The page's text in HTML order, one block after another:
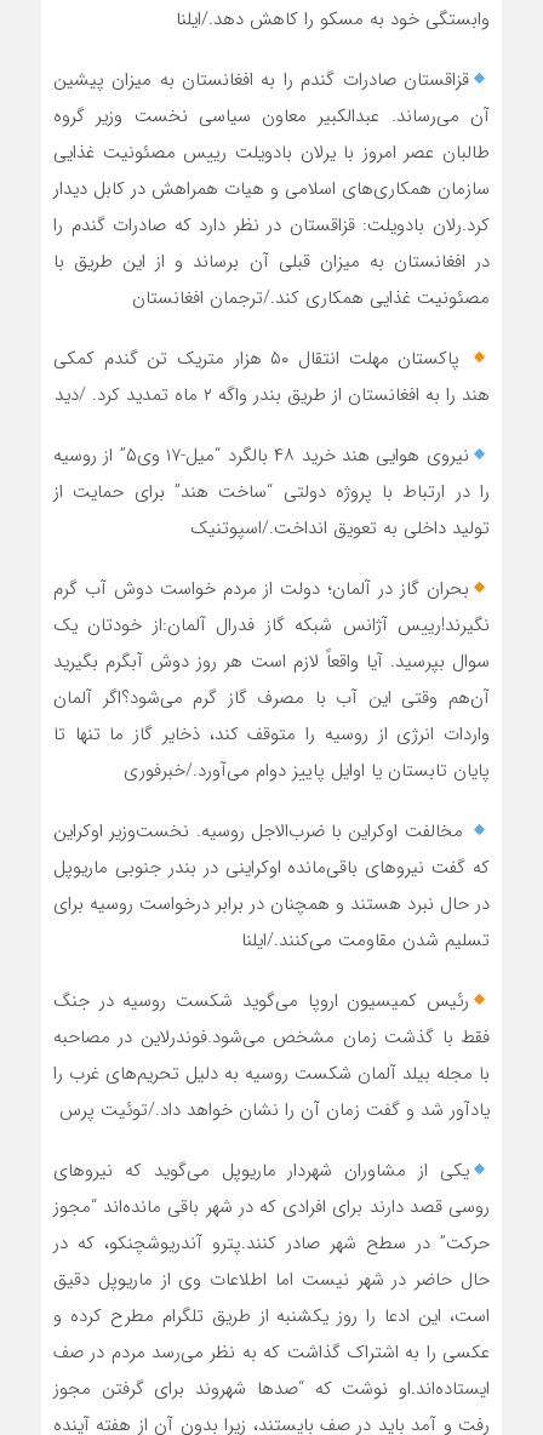
وابستگی خود به مسکو را کاهش دهد./ایلنا
قزاقستان صادرات گندم را به افغانستان به میزان پیشین
آن می‌رساند. عبدالکبیر معاون سیاسی نخست وزیر گروه
طالبان عصر امروز با یرلان بادویلت رییس مصئونیت غذایی
سازمان همکاری‌های اسلامی و هیات همراهش در کابل دیدار
کرد.رلان بادویلت: قزاقستان در نظر دارد که صادرات گندم را
در افغانستان به میزان قبلی آن برساند و از این طریق با
مصئونیت غذایی همکاری کند./ترجمان افغانستان
پاکستان مهلت انتقال ۵۰ هزار متریک تن گندم کمکی
هند را به افغانستان از طریق بندر واگه ۲ ماه تمدید کرد. /دید
نیروی هوایی هند خرید ۴۸ بالگرد “میل-۱۷ وی۵” از روسیه
را در ارتباط با پروژه دولتی “ساخت هند” برای حمایت از
تولید داخلی به تعویق انداخت./اسپوتنیک
بحران گاز در آلمان؛ دولت از مردم خواست دوش آب گرم
نگیرند!رییس آژانس شبکه گاز فدرال آلمان:از خودتان یک
سوال بپرسید. آیا واقعاً لازم است هر روز دوش آبگرم بگیرید
آن‌هم وقتی این آب با مصرف گاز گرم می‌شود؟اگر آلمان
واردات انرژی از روسیه را متوقف کند، ذخایر گاز ما تنها تا
پایان تابستان یا اوایل پاییز دوام می‌آورد./خبرفوری
‍ مخالفت اوکراین با ضرب‌الاجل روسیه. نخست‌وزیر اوکراین
که گفت نیروهای باقی‌مانده اوکراینی در بندر جنوبی ماریوپل
در حال نبرد هستند و همچنان در برابر درخواست روسیه برای
تسلیم شدن مقاومت می‌کنند./ایلنا
رئیس کمیسیون اروپا می‌گوید شکست روسیه در جنگ
فقط با گذشت زمان مشخص می‌شود.فوندرلاین در مصاحبه
با مجله بیلد آلمان شکست روسیه به دلیل تحریم‌های غرب را
یادآور شد و گفت زمان آن را نشان خواهد داد./توئیت پرس
یکی از مشاوران شهردار ماریوپل می‌گوید که نیروهای
روسی قصد دارند برای افرادی که در شهر باقی مانده‌اند “مجوز
حرکت” در سطح شهر صادر کنند.پترو آندریوشچنکو، که در
حال حاضر در شهر نیست اما اطلاعات وی از ماریوپل دقیق
است، این ادعا را روز یکشنبه از طریق تلگرام مطرح کرده و
عکسی را به اشتراک گذاشت که به نظر می‌رسد مردم در صف
ایستاده‌اند.او نوشت که “صدها شهروند برای گرفتن مجوز
رفت و آمد باید در صف بایستند، زیرا بدون آن از هفته آینده